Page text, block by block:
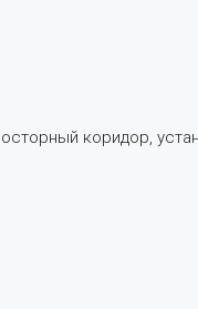
коридор,